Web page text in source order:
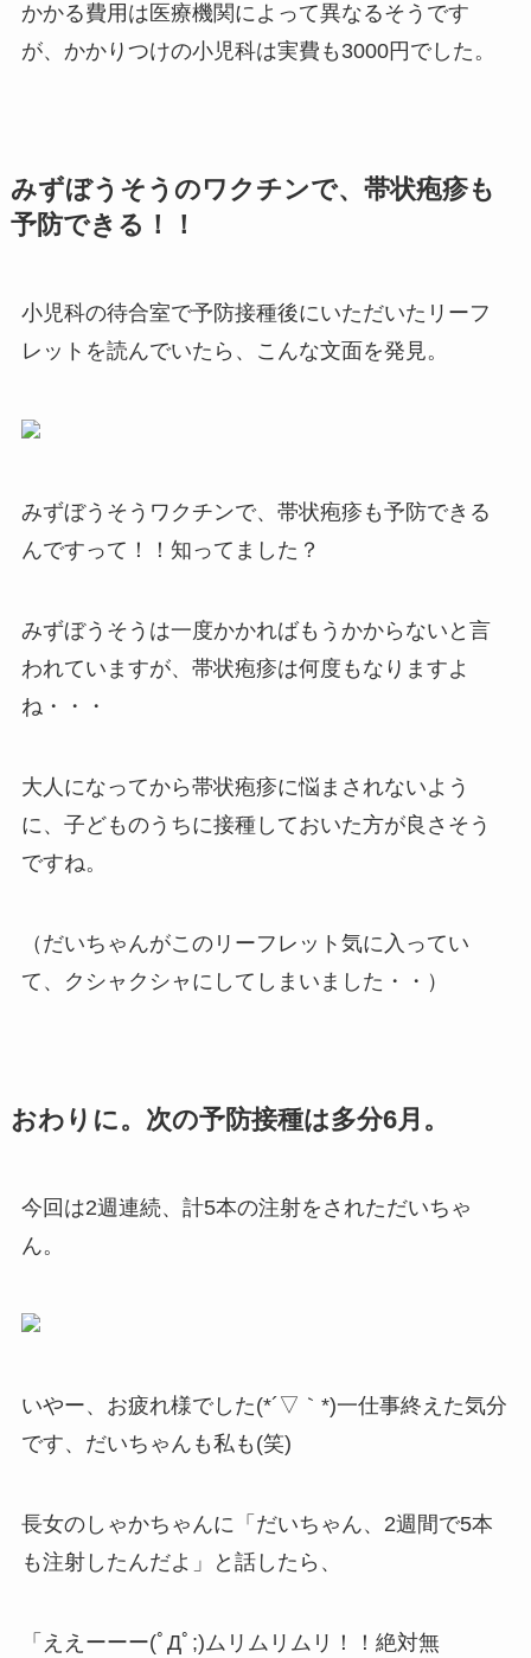
かかる費用は医療機関によって異なるそうです
が、かかりつけの小児科は実費も3000円でした。
みずぼうそうのワクチンで、帯状疱疹も
予防できる！！
小児科の待合室で予防接種後にいただいたリーフ
レットを読んでいたら、こんな文面を発見。
みずぼうそうワクチンで、帯状疱疹も予防できる
んですって！！知ってました？
みずぼうそうは一度かかればもうかからないと言
われていますが、帯状疱疹は何度もなりますよ
ね・・・
大人になってから帯状疱疹に悩まされないよう
に、子どものうちに接種しておいた方が良さそう
ですね。
（だいちゃんがこのリーフレット気に入ってい
て、クシャクシャにしてしまいました・・）
おわりに。次の予防接種は多分6月。
今回は2週連続、計5本の注射をされただいちゃ
ん。
いやー、お疲れ様でした(*´▽｀*)一仕事終えた気分
です、だいちゃんも私も(笑)
長女のしゃかちゃんに「だいちゃん、2週間で5本
も注射したんだよ」と話したら、
「ええーーー(ﾟДﾟ;)ムリムリムリ！！絶対無